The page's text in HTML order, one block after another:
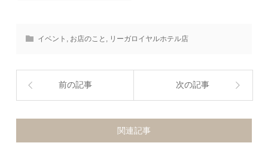
イベント お店のこと リーガロイヤルホテル店
前の記事 次の記事
関連記事